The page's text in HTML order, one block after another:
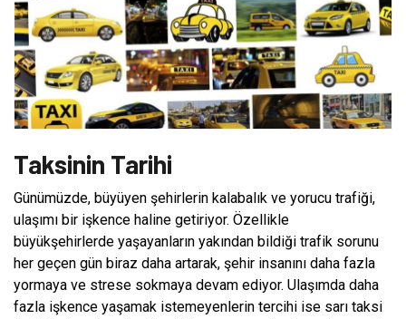
Taksinin Tarihi
Günümüzde, büyüyen şehirlerin kalabalık ve yorucu trafiği,
ulaşımı bir işkence haline getiriyor. Özellikle
büyükşehirlerde yaşayanların yakından bildiği trafik sorunu
her geçen gün biraz daha artarak, şehir insanını daha fazla
yormaya ve strese sokmaya devam ediyor. Ulaşımda daha
fazla işkence yaşamak istemeyenlerin tercihi ise sarı taksi